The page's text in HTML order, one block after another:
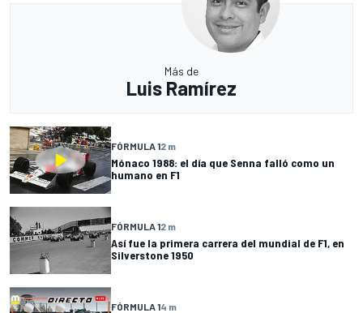
Más de
Luis Ramírez
FÓRMULA 12 m
Mónaco 1988: el día que Senna falló como un
humano en F1
FÓRMULA 12 m
Así fue la primera carrera del mundial de F1, en
Silverstone 1950
FÓRMULA 14 m